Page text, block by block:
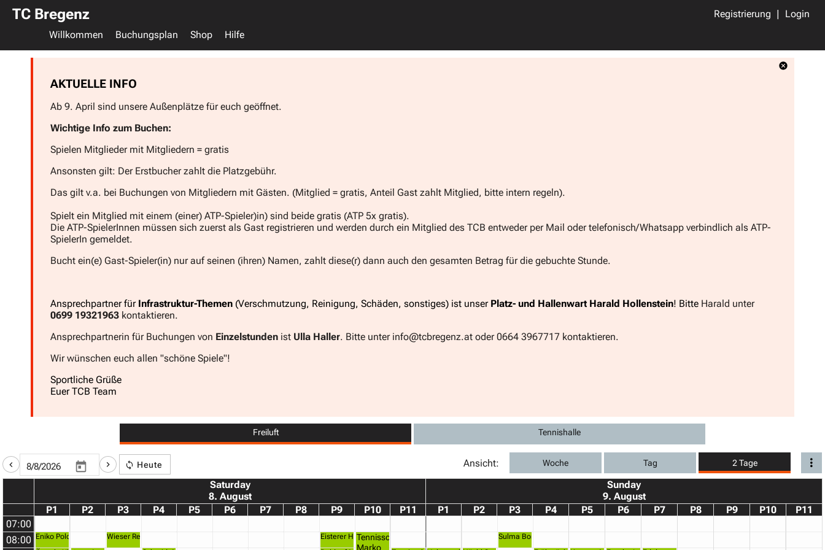
TC Bregenz Registrierung
Login
Willkommen
Buchungsplan Shop Hilfe
AKTUELLE INFO
Ab 9. April sind unsere Außenplätze für euch geöffnet.
Wichtige Info zum Buchen:
Spielen Mitglieder mit Mitgliedern = gratis
Ansonsten gilt: Der Erstbucher zahlt die Platzgebühr.
Das gilt v.a. bei Buchungen von Mitgliedern mit Gästen. (Mitglied = gratis, Anteil Gast zahlt Mitglied, bitte intern regeln).
Spielt ein Mitglied mit einem (einer) ATP-Spieler)in) sind beide gratis (ATP 5x gratis).
Die ATP-SpielerInnen müssen sich zuerst als Gast registrieren und werden durch ein Mitglied des TCB entweder per Mail oder telefonisch/Whatsapp verbindlich als ATP-
SpielerIn gemeldet.
Bucht ein(e) Gast-Spieler(in) nur auf seinen (ihren) Namen, zahlt diese(r) dann auch den gesamten Betrag für die gebuchte Stunde.
Ansprechpartner fürInfrastruktur-Themen (Verschmutzung, Reinigung, Schäden, sonstiges) ist unser Platz- und Hallenwart Harald Hollenstein! Bitte Harald unter
0699 19321963 kontaktieren.
Ansprechpartnerin für Buchungen von Einzelstunden ist Ulla Haller. Bitte unter info@tcbregenz.at oder 0664 3967717 kontaktieren.
Wir wünschen euch allen "schöne Spiele"!
Sportliche Grüße
Euer TCB Team
Freiluft Tennishalle
Heute Ansicht: Woche Tag 2 Tage
Saturday
8. August
Sunday
9. August
P1
P2 P3 P4 P5 P6 P7 P8 P9 P10 P11 P1 P2 P3 P4 P5 P6 P7 P8 P9 P10
P11
07:00
08:00
Eniko Polo
Wieser Reinhard, Krumpöck Karl-Heinz
Eisterer Hermann, Edelmann Martin
Tennisschule
Marko
Sulma Boris, Sulma Isabel